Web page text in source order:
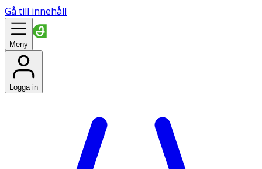
Gå till innehåll
Meny
Logga in